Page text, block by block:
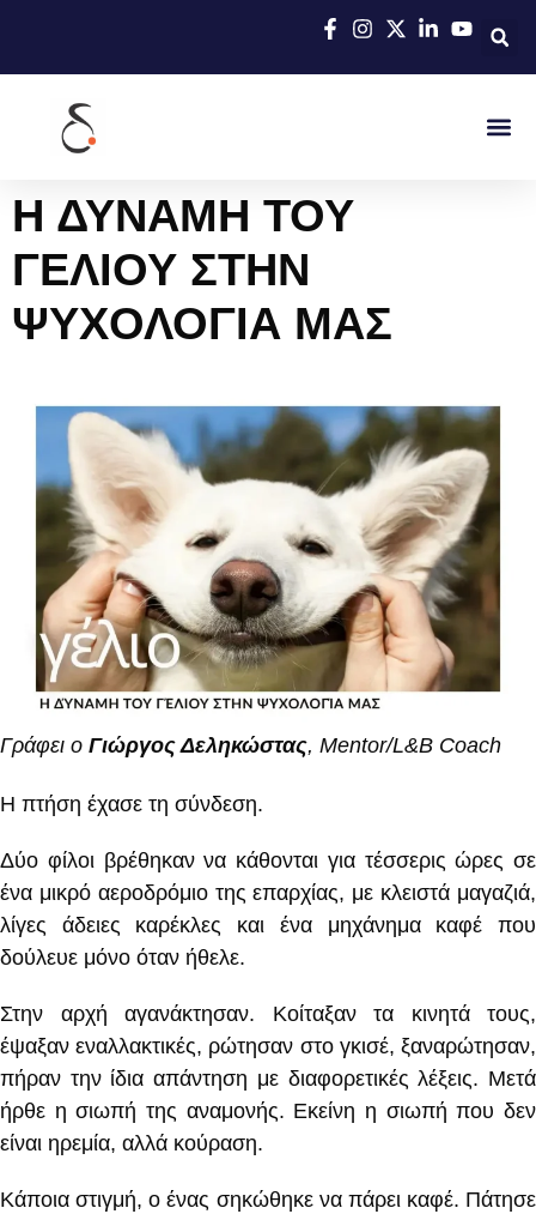
Η ΔΥΝΑΜΗ ΤΟΥ
ΓΕΛΙΟΥ ΣΤΗΝ
ΨΥΧΟΛΟΓΙΑ ΜΑΣ
Γράφει ο Γιώργος Δεληκώστας, Mentor/L&B Coach
Η πτήση έχασε τη σύνδεση.
Δύο φίλοι βρέθηκαν να κάθονται για τέσσερις ώρες σε
ένα μικρό αεροδρόμιο της επαρχίας, με κλειστά μαγαζιά,
λίγες άδειες καρέκλες και ένα μηχάνημα καφέ που
δούλευε μόνο όταν ήθελε.
Στην αρχή αγανάκτησαν. Κοίταξαν τα κινητά τους,
έψαξαν εναλλακτικές, ρώτησαν στο γκισέ, ξαναρώτησαν,
πήραν την ίδια απάντηση με διαφορετικές λέξεις. Μετά
ήρθε η σιωπή της αναμονής. Εκείνη η σιωπή που δεν
είναι ηρεμία, αλλά κούραση.
Κάποια στιγμή, ο ένας σηκώθηκε να πάρει καφέ. Πάτησε